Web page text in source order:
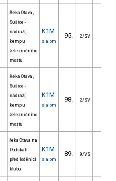
Řeka Otava ,
Sušice -
nádraží,
kemp u
železničního
mostu
K1M
slalom
95. 2/SV
Řeka Otava ,
Sušice -
nádraží,
kemp u
železničního
mostu
K1M
slalom
98. 2/SV
řeka Otava na
Podskalí
před loděnicí
klubu
K1M
slalom
89. 9/VS